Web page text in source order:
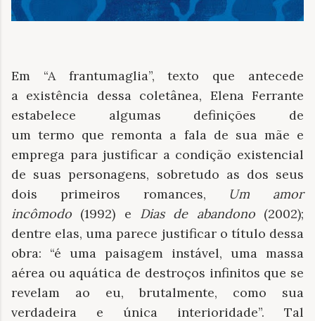
Em “A frantumaglia”, texto que antecede
a existência dessa coletânea, Elena Ferrante
estabelece algumas definições de
um termo que remonta a fala de sua mãe e
emprega para justificar a condição existencial
de suas personagens, sobretudo as dos seus
dois primeiros romances, Um amor
incômodo (1992) e Dias de abandono(2002);
dentre elas, uma parece justificar o título dessa
obra: “é uma paisagem instável, uma massa
aérea ou aquática de destroços infinitos que se
revelam ao eu, brutalmente, como sua
verdadeira e única interioridade”. Tal